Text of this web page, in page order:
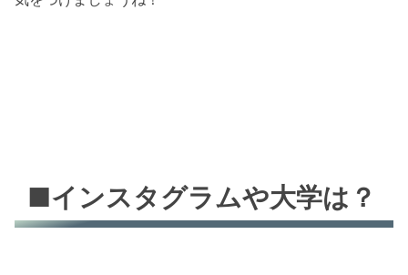
■インスタグラムや大学は？